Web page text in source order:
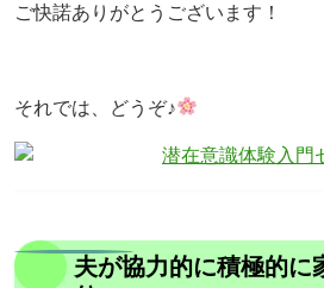
ご快諾ありがとうございます！
それでは、どうぞ♪
夫が協力的に積極的に